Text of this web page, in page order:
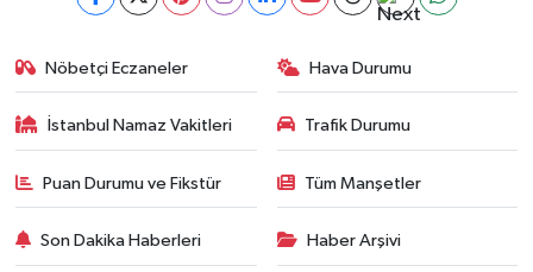
Nöbetçi Eczaneler Hava Durumu
İstanbul Namaz Vakitleri Trafik Durumu
Puan Durumu ve Fikstür Tüm Manşetler
Son Dakika Haberleri Haber Arşivi